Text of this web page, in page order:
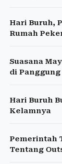
Hari Buruh,
Rumah
Suasana
di Panggung
Hari Buruh
Kelamnya
Pemerintah
Tentang